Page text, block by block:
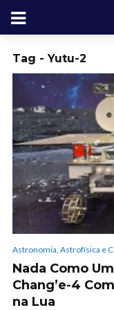
Tag - Yutu-2
Astronomia, Astrofísica e
Nada Como
Chang’e-4
na Lua